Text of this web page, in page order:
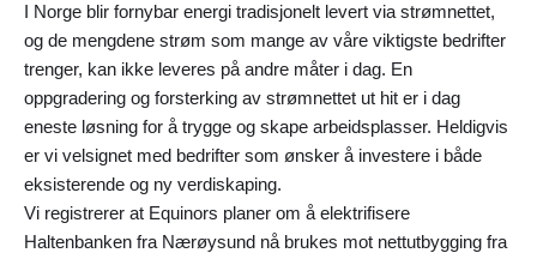
I Norge blir fornybar energi tradisjonelt levert via strømnettet,
og de mengdene strøm som mange av våre viktigste bedrifter
trenger, kan ikke leveres på andre måter i dag. En
oppgradering og forsterking av strømnettet ut hit er i dag
eneste løsning for å trygge og skape arbeidsplasser. Heldigvis
er vi velsignet med bedrifter som ønsker å investere i både
eksisterende og ny verdiskaping.
Vi registrerer at Equinors planer om å elektrifisere
Haltenbanken fra Nærøysund nå brukes mot nettutbygging fra